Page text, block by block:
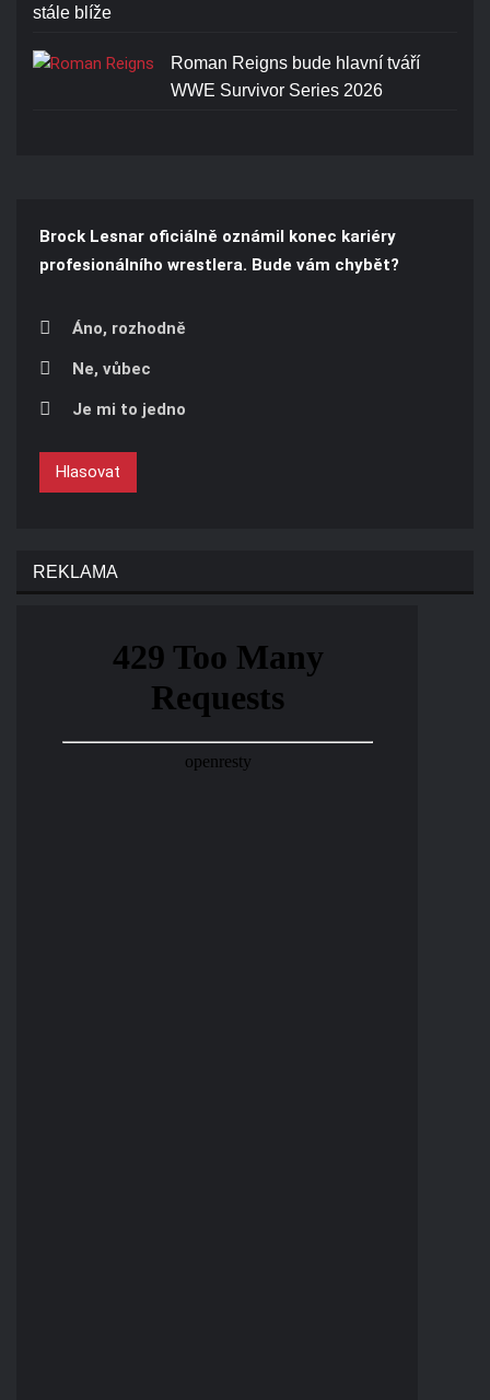
stále blíže
Roman Reigns bude hlavní tváří
WWE Survivor Series 2026
Brock Lesnar oficiálně oznámil konec kariéry
profesionálního wrestlera. Bude vám chybět?
Áno, rozhodně
Ne, vůbec
Je mi to jedno
Hlasovat
REKLAMA